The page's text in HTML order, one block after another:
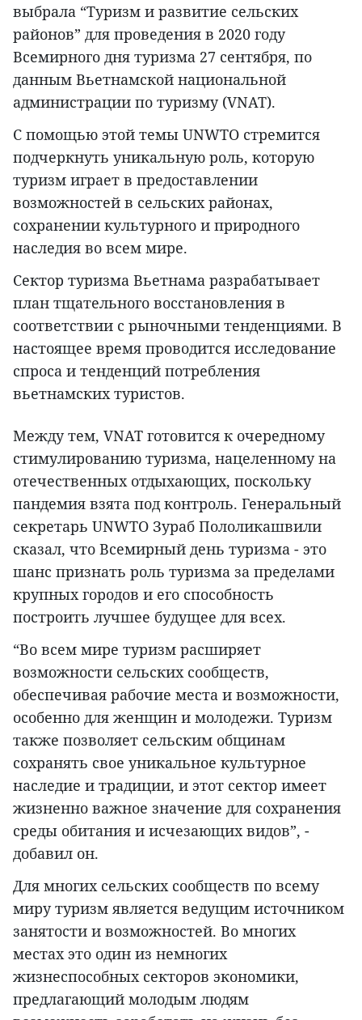
выбрала “Туризм и развитие сельских
районов” для проведения в 2020 году
Всемирного дня туризма 27 сентября, по
данным Вьетнамской национальной
администрации по туризму (VNAT).
С помощью этой темы UNWTO стремится
подчеркнуть уникальную роль, которую
туризм играет в предоставлении
возможностей в сельских районах,
сохранении культурного и природного
наследия во всем мире.
Сектор туризма Вьетнама разрабатывает
план тщательного восстановления в
соответствии с рыночными тенденциями. В
настоящее время проводится исследование
спроса и тенденций потребления
вьетнамских туристов.
Между тем, VNAT готовится к очередному
стимулированию туризма, нацеленному на
отечественных отдыхающих, поскольку
пандемия взята под контроль. Генеральный
секретарь UNWTO Зураб Пололикашвили
сказал, что Всемирный день туризма - это
шанс признать роль туризма за пределами
крупных городов и его способность
построить лучшее будущее для всех.
“Во всем мире туризм расширяет
возможности сельских сообществ,
обеспечивая рабочие места и возможности,
особенно для женщин и молодежи. Туризм
также позволяет сельским общинам
сохранять свое уникальное культурное
наследие и традиции, и этот сектор имеет
жизненно важное значение для сохранения
среды обитания и исчезающих видов”, -
добавил он.
Для многих сельских сообществ по всему
миру туризм является ведущим источником
занятости и возможностей. Во многих
местах это один из немногих
жизнеспособных секторов экономики,
предлагающий молодым людям